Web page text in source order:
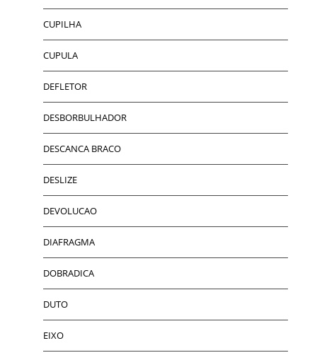
CUPILHA
CUPULA
DEFLETOR
DESBORBULHADOR
DESCANCA BRACO
DESLIZE
DEVOLUCAO
DIAFRAGMA
DOBRADICA
DUTO
EIXO